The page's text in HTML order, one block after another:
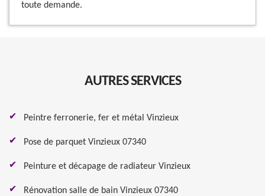
toute demande.
AUTRES SERVICES
Peintre ferronerie, fer et métal Vinzieux
Pose de parquet Vinzieux 07340
Peinture et décapage de radiateur Vinzieux
Rénovation salle de bain Vinzieux 07340